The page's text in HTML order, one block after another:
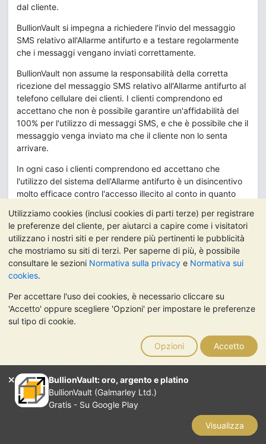
Utilizziamo cookies (inclusi cookies di parti terze) per registrare
le preferenze del cliente, per aiutarci a capire come i visitatori
utilizzano i nostri siti e per rendere più pertinenti le pubblicità
che mostriamo su siti di terzi. Per saperne di più, è possibile
consultare le sezioni Normativa sulla privacy e Normativa sui
cookies.
Per accettare l'uso dei cookies, è necessario cliccare su
'Accetto' oppure scegliere 'Opzioni' per impostare le preferenze
sul tipo di cookie.
Opzioni Accetto
BullionVault: oro, argento e platino
BullionVault (Galmarley Ltd.)
Gratis - Su Google Play
Visualizza
dal cliente.
BullionVault si impegna a richiedere l'invio del messaggio
SMS relativo all'Allarme antifurto e a testare regolarmente
che i messaggi vengano inviati correttamente.
BullionVault non assume la responsabilità della corretta
ricezione del messaggio SMS relativo all'Allarme antifurto al
telefono cellulare dei clienti. I clienti comprendono ed
accettano che non è possibile garantire un'affidabilità del
100% per l'utilizzo di messaggi SMS, e che è possibile che il
messaggio venga inviato ma che il cliente non lo senta
arrivare.
In ogni caso i clienti comprendono ed accettano che
l'utilizzo del sistema dell'Allarme antifurto è un disincentivo
molto efficace contro l'accesso illecito al conto in quanto
di un accesso illecito, in modo che BullionVault possa
indagare subito e informare le autorità competenti.
I clienti accettano l'obbligo di informare BullionVault di
ciascun accesso illecito notificato tramite l'Allarme antifurto.
BullionVault addebita al conto una spesa secondo quanto
indicato nella sezioneTariffe e costi, che è
approssimativamente il costo di trasmissione di un
I clienti accettano che la scelta di non attivare l'Allarme
antifurto possa diminuire il livello di compensazione che, in
caso di perdite, possa essere corrisposto dal fondo di
compensazione di BullionVault o da una terza parte
indipendente da BullionVault che esegue l'arbitrato.
Nel caso in cui BullionVault venga meno ai propri impegni e
ne risulti una perdita finanziaria diretta da parte del cliente,